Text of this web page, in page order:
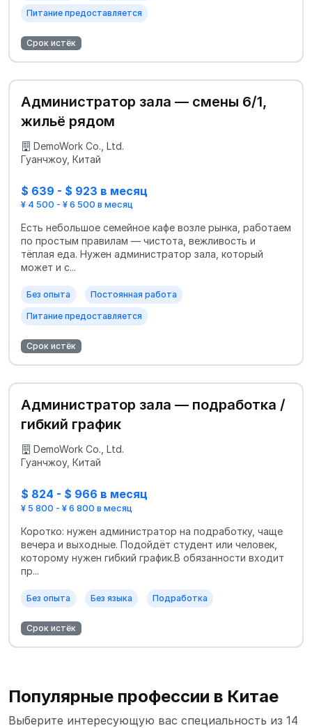
Питание предоставляется
Срок истёк
Администратор зала — смены 6/1,
жильё рядом
DemoWork Co., Ltd.
Гуанчжоу, Китай
$ 639 - $ 923 в месяц
¥ 4 500 - ¥ 6 500 в месяц
Есть небольшое семейное кафе возле рынка, работаем
по простым правилам — чистота, вежливость и
тёплая еда. Нужен администратор зала, который
может и с...
Без опыта Постоянная работа
Питание предоставляется
Срок истёк
Администратор зала — подработка /
гибкий график
DemoWork Co., Ltd.
Гуанчжоу, Китай
$ 824 - $ 966 в месяц
¥ 5 800 - ¥ 6 800 в месяц
Коротко: нужен администратор на подработку, чаще
вечера и выходные. Подойдёт студент или человек,
которому нужен гибкий график.В обязанности входит
пр...
Без опыта Без языка Подработка
Срок истёк
Популярные профессии в Китае
Выберите интересующую вас специальность из 14